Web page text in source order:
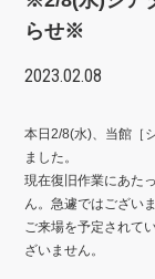
らせ※
2023.02.08
本日2/8(水)、当館［
ました。
現在復旧作業にあた
ん。急遽ではござい
ご来場を予定されて
ざいません。